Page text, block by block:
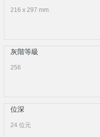
216 x 297 mm
灰階等級
256
位深
24 位元